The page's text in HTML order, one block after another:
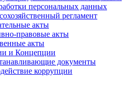
персональных данных
регламент
акты
правовые акты
акты
и Концепции
документы
коррупции